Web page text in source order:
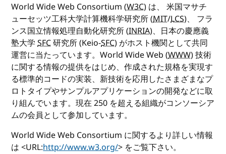
World Wide Web Consortium (W3C) は、 米国マサチ
ューセッツ工科大学計算機科学研究所 (MIT/LCS)、 フラ
ンス国立情報処理自動化研究所 (INRIA)、日本の慶應義
塾大学SFC研究所 (Keio-SFC) がホスト機関として共同
運営に当たっています。World Wide Web (WWW) 技術
に関する情報の提供をはじめ、作成された規格を実現す
る標準的コードの実装、新技術を応用したさまざまなプ
ロトタイプやサンプルアプリケーションの開発などに取
り組んでいます。現在 250 を超える組織がコンソーシア
ムの会員として参加しています。
World Wide Web Consortium に関するより詳しい情報
は <URL:http://www.w3.org/> をご覧下さい。